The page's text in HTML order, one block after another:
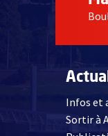
Infos et
Sortir à